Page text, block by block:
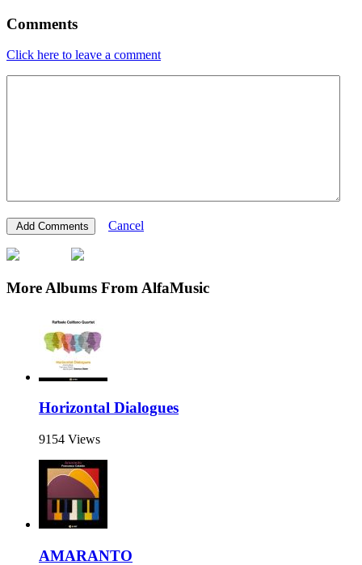
Comments
Click here to leave a comment
Cancel
More Albums From AlfaMusic
Horizontal Dialogues
9154 Views
AMARANTO